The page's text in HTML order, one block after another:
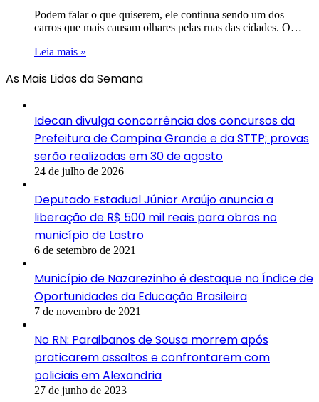
Podem falar o que quiserem, ele continua sendo um dos
carros que mais causam olhares pelas ruas das cidades. O…
Leia mais »
As Mais Lidas da Semana
Idecan divulga concorrência dos concursos da
Prefeitura de Campina Grande e da STTP; provas
serão realizadas em 30 de agosto
24 de julho de 2026
Deputado Estadual Júnior Araújo anuncia a
liberação de R$ 500 mil reais para obras no
município de Lastro
6 de setembro de 2021
Município de Nazarezinho é destaque no Índice de
Oportunidades da Educação Brasileira
7 de novembro de 2021
No RN: Paraibanos de Sousa morrem após
praticarem assaltos e confrontarem com
policiais em Alexandria
27 de junho de 2023